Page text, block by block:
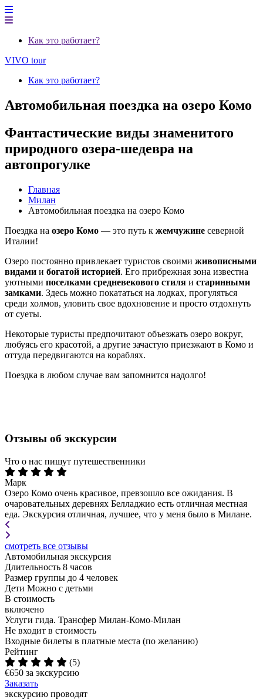
Как это работает?
VIVO tour
Как это работает?
Автомобильная поездка на озеро Комо
Фантастические виды знаменитого
природного озера-шедевра на
автопрогулке
Главная
Милан
Автомобильная поездка на озеро Комо
Поездка на озеро Комо — это путь к жемчужине северной
Италии!
Озеро постоянно привлекает туристов своими живописными
видами и богатой историей. Его прибрежная зона известна
уютными поселками средневекового стиля и старинными
замками. Здесь можно покататься на лодках, прогуляться
среди холмов, уловить свое вдохновение и просто отдохнуть
от суеты.
Некоторые туристы предпочитают объезжать озеро вокруг,
любуясь его красотой, а другие зачастую приезжают в Комо и
оттуда передвигаются на кораблях.
Поездка в любом случае вам запомнится надолго!
Отзывы об экскурсии
Что о нас пишут путешественники
Марк
Озеро Комо очень красивое, превзошло все ожидания. В
очаровательных деревнях Белладжио есть отличная местная
еда. Экскурсия отличная, лучшее, что у меня было в Милане.
смотреть все отзывы
Автомобильная экскурсия
Длительность 8 часов
Размер группы до 4 человек
Дети Можно с детьми
В стоимость
включено
Услуги гида. Трансфер Милан-Комо-Милан
Не входит в стоимость
Входные билеты в платные места (по желанию)
Рейтинг
(5)
€650 за экскурсию
Заказать
экскурсию проводят